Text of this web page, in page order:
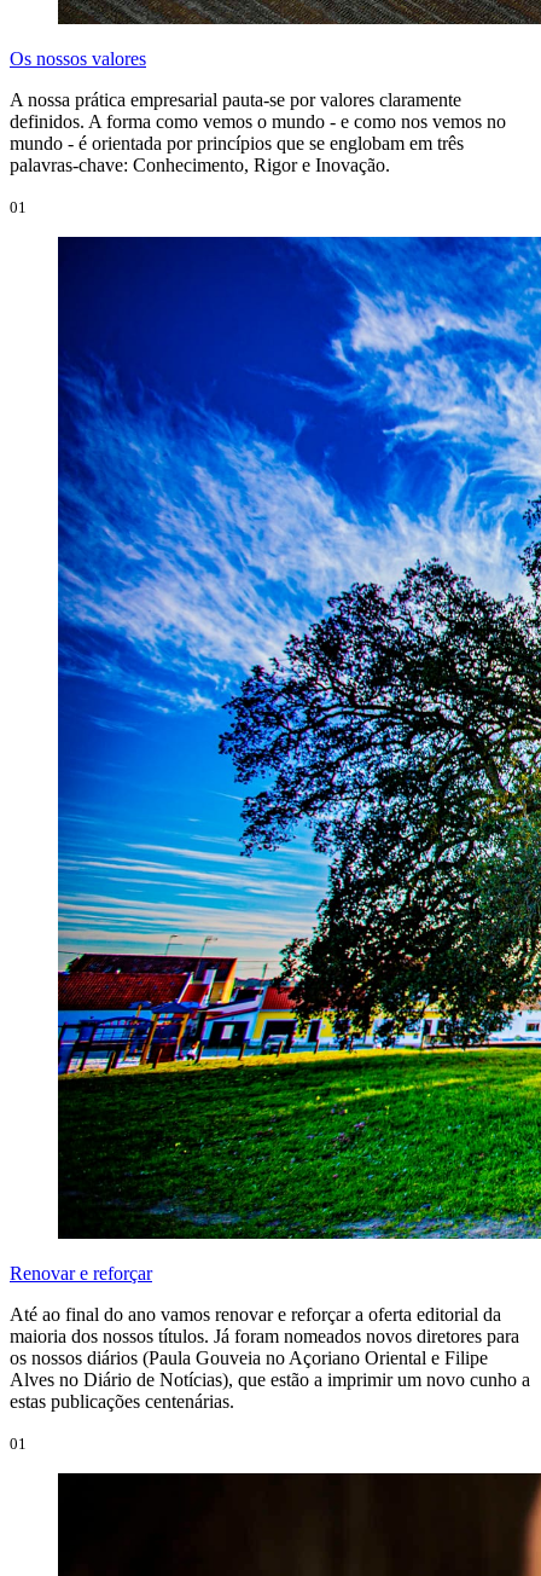
Os nossos valores
A nossa prática empresarial pauta-se por valores claramente
definidos. A forma como vemos o mundo - e como nos vemos no
mundo - é orientada por princípios que se englobam em três
palavras-chave: Conhecimento, Rigor e Inovação.
01
Renovar e reforçar
Até ao final do ano vamos renovar e reforçar a oferta editorial da
maioria dos nossos títulos. Já foram nomeados novos diretores para
os nossos diários (Paula Gouveia no Açoriano Oriental e Filipe
Alves no Diário de Notícias), que estão a imprimir um novo cunho a
estas publicações centenárias.
01